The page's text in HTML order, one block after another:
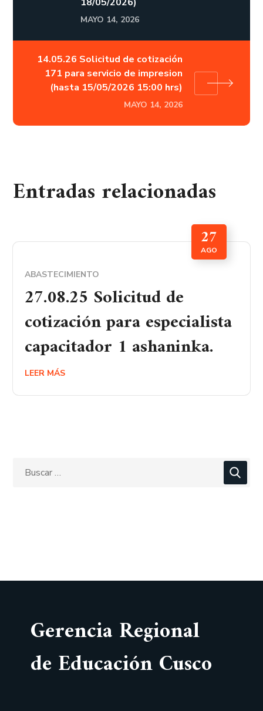
MAYO 14, 2026
14.05.26 Solicitud de cotización
171 para servicio de impresion
(hasta 15/05/2026 15:00 hrs)
MAYO 14, 2026
Entradas relacionadas
27
AGO
ABASTECIMIENTO
27.08.25 Solicitud de
cotización para especialista
capacitador 1 ashaninka.
LEER MÁS
Gerencia Regional
de Educación Cusco